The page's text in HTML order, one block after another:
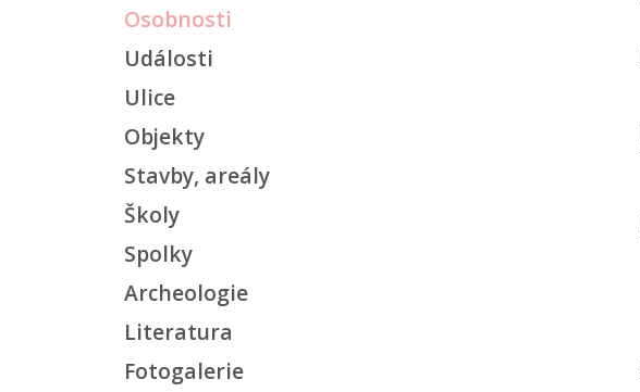
Osobnosti
Události
Ulice
Objekty
Stavby, areály
Školy
Spolky
Archeologie
Literatura
Fotogalerie